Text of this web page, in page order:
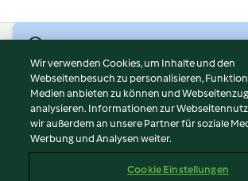
Nutzungsbedingungen
Datenschutzrichtlinien
Disclaimer
Impressum
Wir verwenden Cookies, um Inhalte und den
Webseitenbesuch zu personalisieren,
Medien anbieten zu können und
analysieren. Informationen zur
wir außerdem an unsere Partner für soziale
Werbung und Analysen weiter.
Cookie Einstellungen